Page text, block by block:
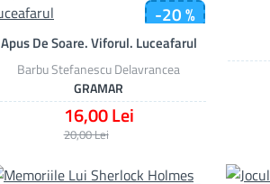
-20 %
Barbu Stefanescu Delavrancea
GRAMAR
Apus De Soare. Viforul. Luceafarul
16,00 Lei
20,00 Lei